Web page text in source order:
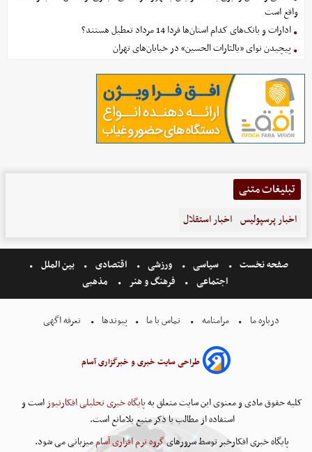
واقع است
ادارات و بانک‌های کدام استان‌ها فردا 14 مرداد تعطیل هستند؟
پیچیدن نوای «یالثارات الحسین» در خیابان‌های تهران
تبلیغات متنی
اخبار پرسپولیس اخبار استقلال
صفحه نخست سیاسی ورزشی اقتصادی
بین الملل
اجتماعی
فرهنگ و هنر مذهبی
درباره ما مرامنامه تماس با ما پیوندها تعرفه اگهی
طراحی سایت خبری و خبرگزاری آسام
کلیه حقوق مادی و معنوی این سایت متعلق بهپایگاه خبری تحلیلی افکارنیوزاست و
استفاده از مطالب با ذکر منبع بلامانع است.
پایگاه خبری افکارخبر توسط سرورهایگروه نرم افزاری آساممیزبانی می شود.